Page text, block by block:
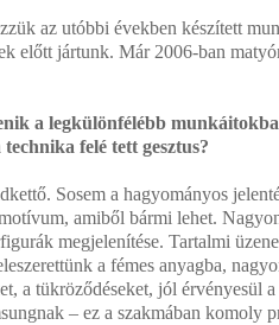
az utóbbi években készített
előtt jártunk. Már 2006-ban
a legkülönfélébb
felé tett gesztus?
Sosem a hagyományos
amiből bármi lehet.
megjelenítése. Tartalmi
a fémes anyagba,
a tükröződéseket, jól érvényesül
– ez a szakmában komoly